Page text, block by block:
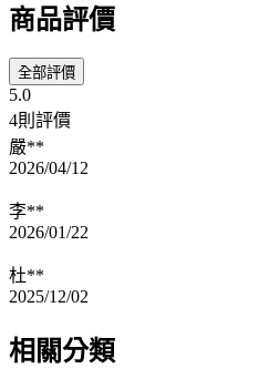
商品評價
全部評價
5.0
4則評價
嚴**
2026/04/12
李**
2026/01/22
杜**
2025/12/02
相關分類